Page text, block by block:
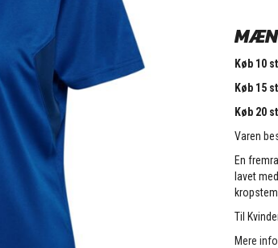
Køb 10
Køb 15
Køb 20
Varen
En
lavet
Til
Mere